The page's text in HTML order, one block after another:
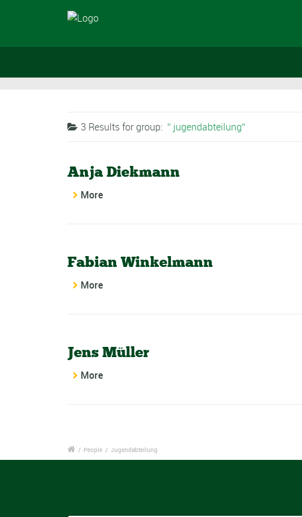
3 Results forgroup: jugendabteilung
Anja Diekmann
More
Fabian Winkelmann
More
Jens Müller
More
/ People / Jugendabteilung